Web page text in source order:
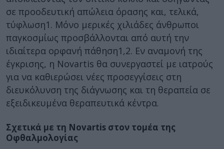
σε προοδευτική απώλεια όρασης και, τελικά,
τύφλωση1. Μόνο μερικές χιλιάδες άνθρωποι
παγκοσμίως προσβάλλονται από αυτή την
ιδιαίτερα ορφανή πάθηση1,2. Εν αναμονή της
έγκρισης, η Novartis θα συνεργαστεί με ιατρούς
για να καθιερώσει νέες προσεγγίσεις στη
διευκόλυνση της διάγνωσης και τη θεραπεία σε
εξειδικευμένα θεραπευτικά κέντρα.
Σχετικά με τη Novartis στον τομέα της
Οφθαλμολογίας